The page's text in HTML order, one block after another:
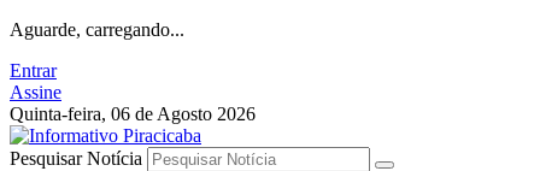
Aguarde, carregando...
Entrar
Assine
Quinta-feira, 06 de Agosto 2026
Pesquisar Notícia